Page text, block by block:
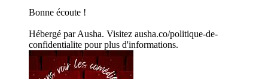
Bonne écoute !
Hébergé par Ausha. Visitez ausha.co/politique-de-
confidentialite pour plus d'informations.